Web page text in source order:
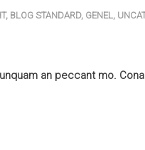
, BLOG STANDARD, GENEL,
an peccant mo.